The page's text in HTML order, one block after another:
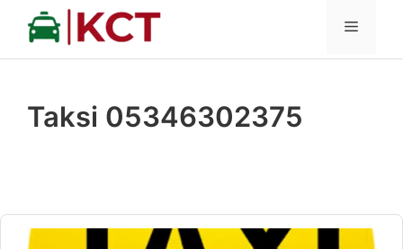
İçeriğe
MENÜ
Taksi 05346302375